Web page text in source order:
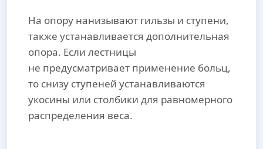
На опору нанизывают гильзы и ступени,
также устанавливается дополнительная
опора. Если лестницы
не предусматривает применение больц,
то снизу ступеней устанавливаются
укосины или столбики для равномерного
распределения веса.